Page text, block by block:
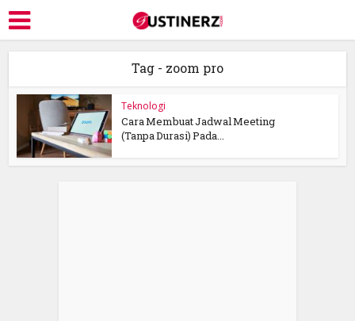
Tag - zoom pro
Teknologi
Cara Membuat Jadwal Meeting
(Tanpa Durasi) Pada...